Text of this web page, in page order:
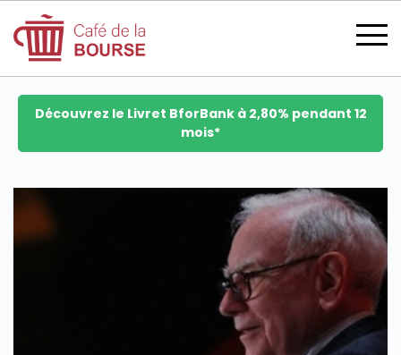
se connecter
devenir membre
Découvrez le Livret BforBank à 2,80% pendant 12
mois*